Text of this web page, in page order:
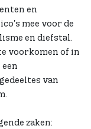
en
mee voor de
en diefstal.
voorkomen of in
van
zaken: